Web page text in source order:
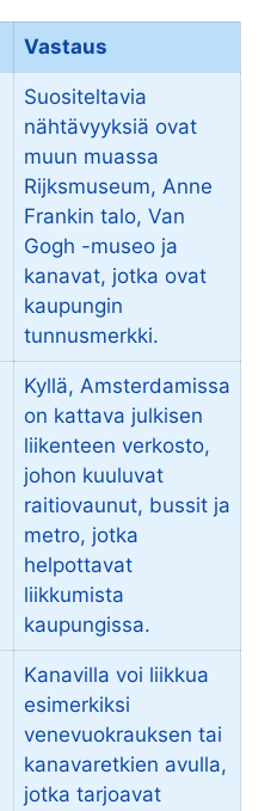
Vastaus
Suositeltavia
nähtävyyksiä ovat
muun muassa
Rijksmuseum, Anne
Frankin talo, Van
Gogh -museo ja
kanavat, jotka ovat
kaupungin
tunnusmerkki.
Kyllä, Amsterdamissa
on kattava julkisen
liikenteen verkosto,
johon kuuluvat
raitiovaunut, bussit ja
metro, jotka
helpottavat
liikkumista
kaupungissa.
Kanavilla voi liikkua
esimerkiksi
venevuokrauksen tai
kanavaretkien avulla,
jotka tarjoavat